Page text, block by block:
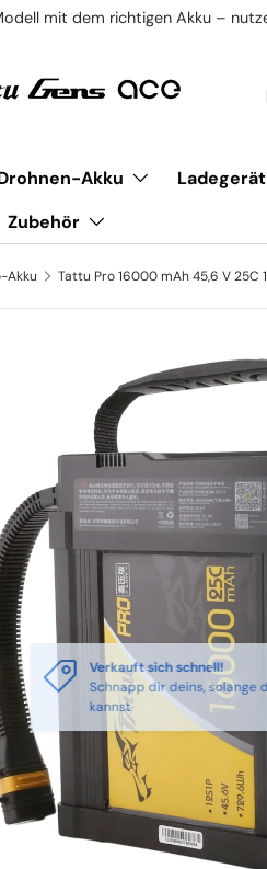
mit dem richtigen Akku –
Akku Ladegerät
Zubehör
Akku